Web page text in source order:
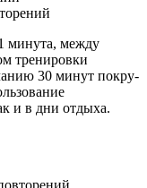
минута, между
тренировки
30 минут по­к­ру­
и в дни отдыха.